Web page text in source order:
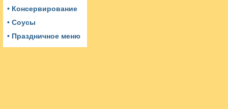
• Консервирование
• Соусы
• Праздничное меню